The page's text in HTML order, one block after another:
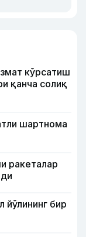
кўрсатиш
қанча солиқ
шартнома
ракеталар
бир